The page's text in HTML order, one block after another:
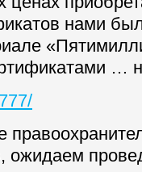
нами
…
ожидаем